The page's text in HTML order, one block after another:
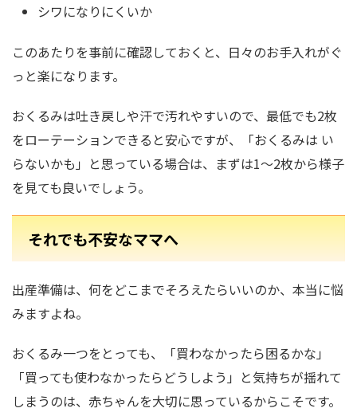
シワになりにくいか
このあたりを事前に確認しておくと、日々のお手入れがぐ
っと楽になります。
おくるみは吐き戻しや汗で汚れやすいので、最低でも2枚
をローテーションできると安心ですが、「おくるみは い
らないかも」と思っている場合は、まずは1〜2枚から様子
を見ても良いでしょう。
それでも不安なママへ
出産準備は、何をどこまでそろえたらいいのか、本当に悩
みますよね。
おくるみ一つをとっても、「買わなかったら困るかな」
「買っても使わなかったらどうしよう」と気持ちが揺れて
しまうのは、赤ちゃんを大切に思っているからこそです。